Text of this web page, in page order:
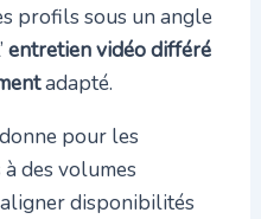
profils sous un angle
entretien vidéo différé
adapté.
pour les
des volumes
disponibilités